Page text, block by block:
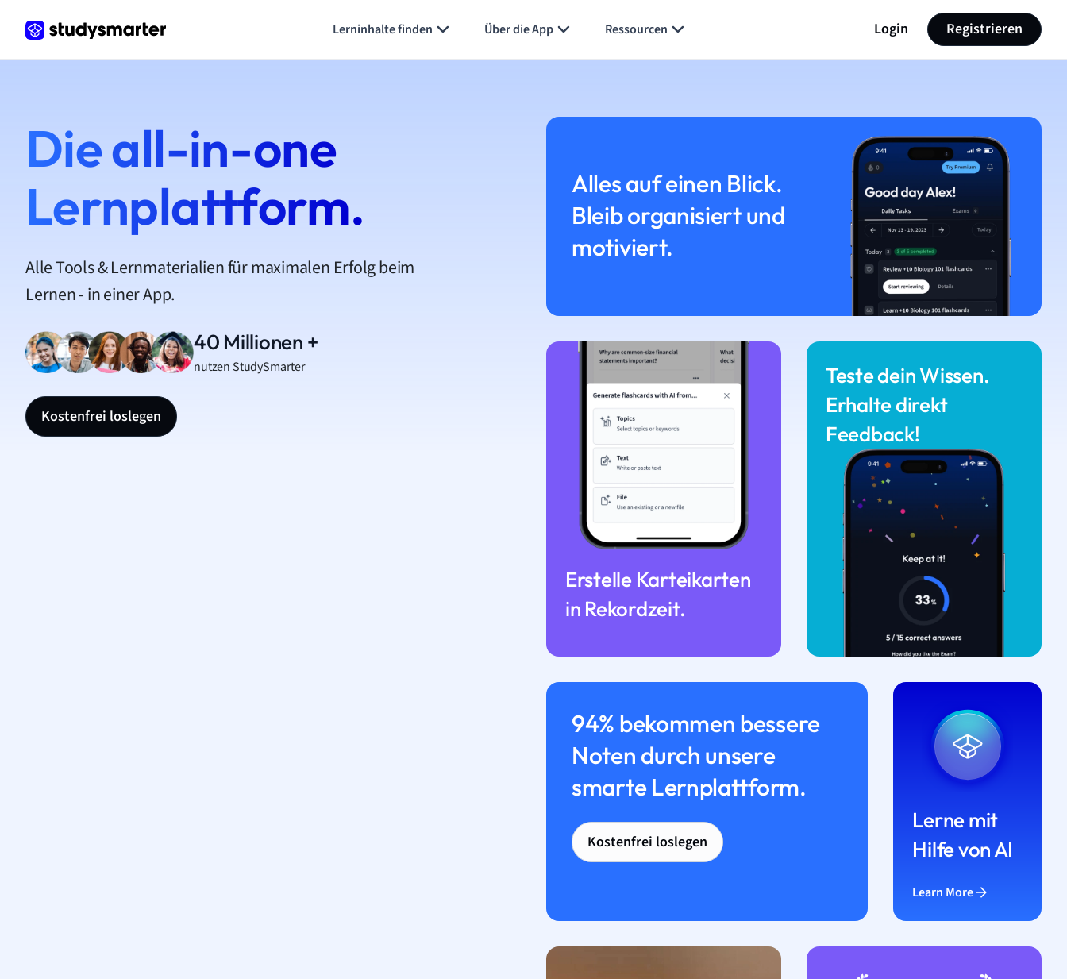
Lerninhalte finden Über die App Ressourcen Login Registrieren
Die all-in-one
Lernplattform.
Alle Tools & Lernmaterialien für maximalen Erfolg beim
Lernen - in einer App.
40 Millionen +
nutzen StudySmarter
Kostenfrei loslegen
Alles auf einen Blick.
Bleib organisiert und
motiviert.
Erstelle Karteikarten
in Rekordzeit.
Teste dein Wissen.
Erhalte direkt
Feedback!
94% bekommen bessere
Noten durch unsere
smarte Lernplattform.
Kostenfrei loslegen
Lerne mit
Hilfe von AI
Learn More